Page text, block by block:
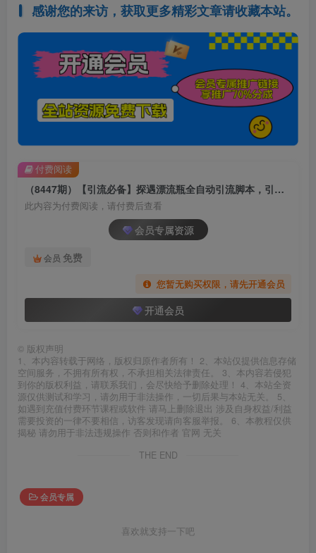
感谢您的来访，获取更多精彩文章请收藏本站。
（8447期）【引流必备】探遇漂流瓶全自动引流脚本，引流色粉必备神器嘎嘎上量【引…
此内容为付费阅读，请付费后查看
会员专属资源
会员 免费
您暂无购买权限，请先开通会员
开通会员
付费阅读
© 版权声明
1、本内容转载于网络，版权归原作者所有！ 2、本站仅提供信息存储
空间服务，不拥有所有权，不承担相关法律责任。 3、本内容若侵犯
到你的版权利益，请联系我们，会尽快给予删除处理！ 4、本站全资
源仅供测试和学习，请勿用于非法操作，一切后果与本站无关。 5、
如遇到充值付费环节课程或软件 请马上删除退出 涉及自身权益/利益
需要投资的一律不要相信，访客发现请向客服举报。 6、本教程仅供
揭秘 请勿用于非法违规操作 否则和作者 官网 无关
THE END
会员专属
喜欢就支持一下吧